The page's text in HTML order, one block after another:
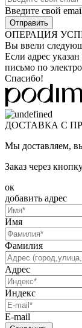
Введите свой
ОПЕРАЦИЯ
Вы ввели
Если адрес
письмо по
Спасибо!
ДОСТАВКА С
Мы доставляем,
Заказ через
ок
добавить адрес
Имя
Фамилия
Адрес
Индекс
E-mail